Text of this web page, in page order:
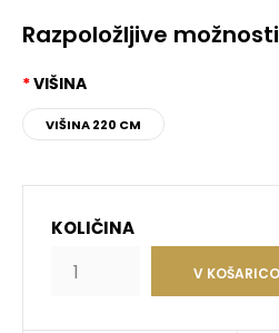
Razpoložljive možnosti
VIŠINA
VIŠINA 220 CM
KOLIČINA